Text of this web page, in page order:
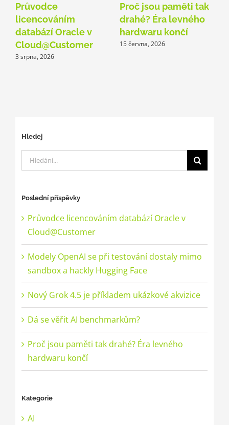
Průvodce
licencováním
databází Oracle v
Cloud@Customer
3 srpna, 2026
Proč jsou paměti tak
drahé? Éra levného
hardwaru končí
15 června, 2026
Hledej
Hledat:
Poslední příspěvky
Průvodce licencováním databází Oracle v
Cloud@Customer
Modely OpenAI se při testování dostaly mimo
sandbox a hackly Hugging Face
Nový Grok 4.5 je příkladem ukázkové akvizice
Dá se věřit AI benchmarkům?
Proč jsou paměti tak drahé? Éra levného
hardwaru končí
Kategorie
AI